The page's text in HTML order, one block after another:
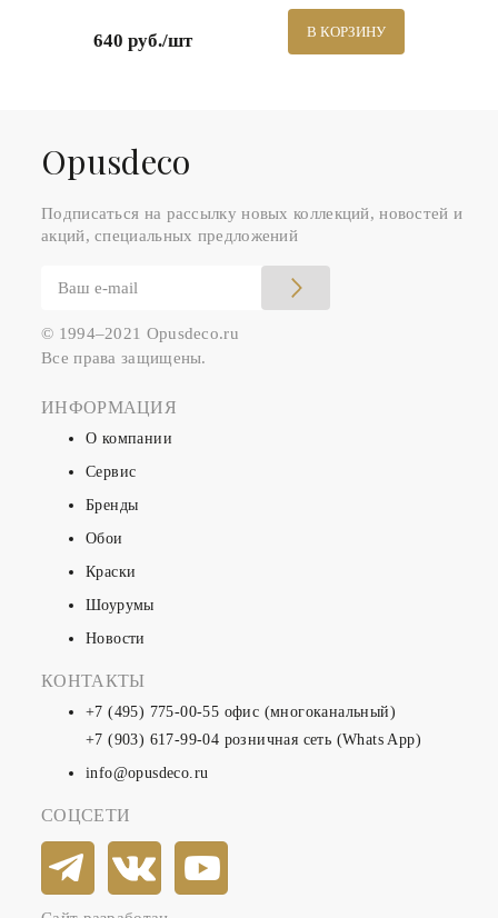
640 руб./шт В КОРЗИНУ
Оpusdeco
Подписаться на рассылку новых коллекций, новостей и
акций, специальных предложений
© 1994–2021 Opusdeco.ru
Все права защищены.
ИНФОРМАЦИЯ
О компании
Сервис
Бренды
Обои
Краски
Шоурумы
Новости
КОНТАКТЫ
+7 (495) 775-00-55 офис (многоканальный)
+7 (903) 617-99-04 розничная сеть (Whats App)
info@opusdeco.ru
СОЦСЕТИ